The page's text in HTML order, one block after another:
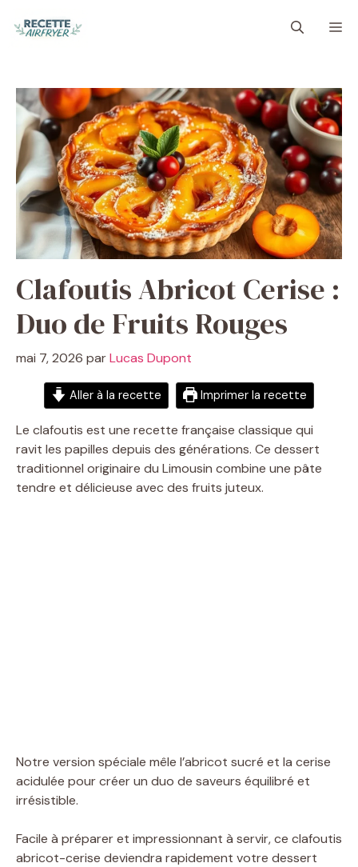
Clafoutis Abricot Cerise :
Duo de Fruits Rouges
mai 7, 2026 parLucas Dupont
Aller à la recette Imprimer la recette
Le clafoutis est une recette française classique qui
ravit les papilles depuis des générations. Ce dessert
traditionnel originaire du Limousin combine une pâte
tendre et délicieuse avec des fruits juteux.
Notre version spéciale mêle l’abricot sucré et la cerise
acidulée pour créer un duo de saveurs équilibré et
irrésistible.
Facile à préparer et impressionnant à servir, ce clafoutis
abricot-cerise deviendra rapidement votre dessert